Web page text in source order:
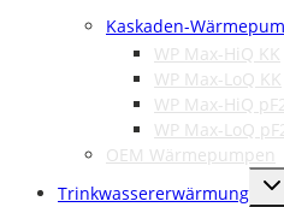
Kaskaden-
WP Max-HiQ KK
WP Max-LoQ KK
WP Max-HiQ
WP Max-LoQ
OEM Wärmepumpen
Trinkwassererwärmung